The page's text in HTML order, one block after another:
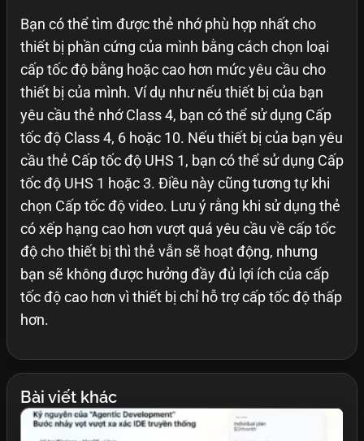
Bạn có thể tìm được thẻ nhớ phù hợp nhất cho
thiết bị phần cứng của mình bằng cách chọn loại
cấp tốc độ bằng hoặc cao hơn mức yêu cầu cho
thiết bị của mình. Ví dụ như nếu thiết bị của bạn
yêu cầu thẻ nhớ Class 4, bạn có thể sử dụng Cấp
tốc độ Class 4, 6 hoặc 10. Nếu thiết bị của bạn yêu
cầu thẻ Cấp tốc độ UHS 1, bạn có thể sử dụng Cấp
tốc độ UHS 1 hoặc 3. Điều này cũng tương tự khi
chọn Cấp tốc độ video. Lưu ý rằng khi sử dụng thẻ
có xếp hạng cao hơn vượt quá yêu cầu về cấp tốc
độ cho thiết bị thì thẻ vẫn sẽ hoạt động, nhưng
bạn sẽ không được hưởng đầy đủ lợi ích của cấp
tốc độ cao hơn vì thiết bị chỉ hỗ trợ cấp tốc độ thấp
hơn.
Bài viết khác